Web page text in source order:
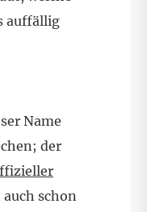
auffällig
Name
der
schon